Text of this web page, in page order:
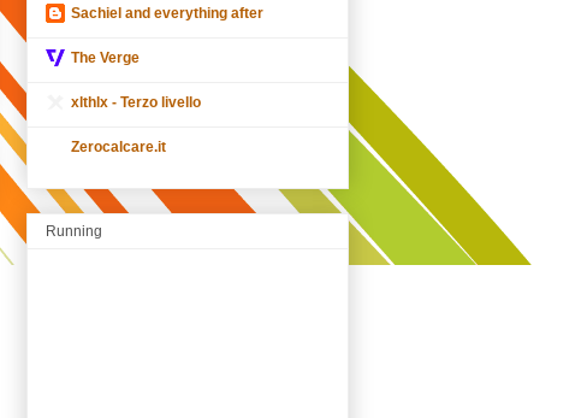
Sachiel and everything after
The Verge
xlthlx - Terzo livello
Zerocalcare.it
Running